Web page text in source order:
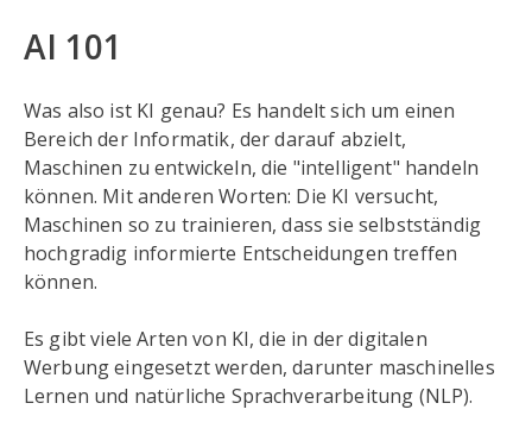
AI 101
Was also ist KI genau? Es handelt sich um einen
Bereich der Informatik, der darauf abzielt,
Maschinen zu entwickeln, die "intelligent" handeln
können. Mit anderen Worten: Die KI versucht,
Maschinen so zu trainieren, dass sie selbstständig
hochgradig informierte Entscheidungen treffen
können.
Es gibt viele Arten von KI, die in der digitalen
Werbung eingesetzt werden, darunter maschinelles
Lernen und natürliche Sprachverarbeitung (NLP).